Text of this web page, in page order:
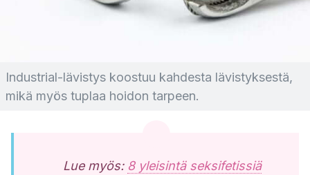
Industrial-lävistys koostuu kahdesta lävistyksestä,
mikä myös tuplaa hoidon tarpeen.
Lue myös: 8 yleisintä seksifetissiä